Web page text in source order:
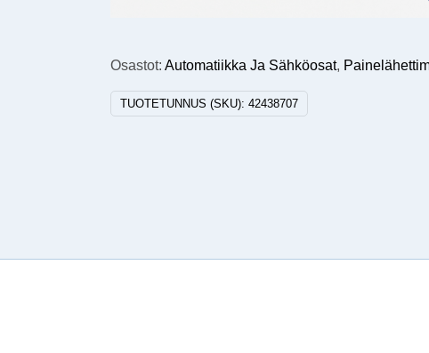
Osastot:Automatiikka Ja Sähköosat,
TUOTETUNNUS (SKU):42438707